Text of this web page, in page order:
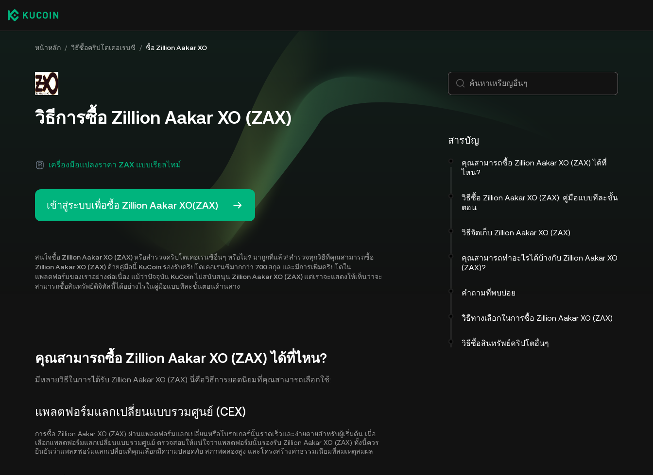
หน้าหลัก / วิธีซื้อคริปโตเคอเรนซี / ซื้อ Zillion Aakar XO
วิธีการซื้อ Zillion Aakar XO (ZAX)
เครื่องมือแปลงราคา ZAX แบบเรียลไทม์
เข้าสู่ระบบเพื่อซื้อ Zillion Aakar XO(ZAX)
สนใจซื้อ Zillion Aakar XO (ZAX) หรือสำรวจคริปโตเคอเรนซีอื่นๆ หรือไม่? มาถูกที่แล้ว! สำรวจทุกวิธีที่คุณสามารถซื้อ
Zillion Aakar XO (ZAX) ด้วยคู่มือนี้ KuCoin รองรับคริปโตเคอเรนซีมากกว่า 700 สกุล และมีการเพิ่มคริปโตใน
แพลตฟอร์มของเราอย่างต่อเนื่อง แม้ว่าปัจจุบัน KuCoin ไม่สนับสนุน Zillion Aakar XO (ZAX) แต่เราจะแสดงให้เห็นว่าจะ
สามารถซื้อสินทรัพย์ดิจิทัลนี้ได้อย่างไรในคู่มือแบบทีละขั้นตอนด้านล่าง
คุณสามารถซื้อ Zillion Aakar XO (ZAX) ได้ที่ไหน?
มีหลายวิธีในการได้รับ Zillion Aakar XO (ZAX) นี่คือวิธีการยอดนิยมที่คุณสามารถเลือกใช้:
แพลตฟอร์มแลกเปลี่ยนแบบรวมศูนย์ (CEX)
การซื้อ Zillion Aakar XO (ZAX) ผ่านแพลตฟอร์มแลกเปลี่ยนหรือโบรกเกอร์นั้นรวดเร็วและง่ายดายสำหรับผู้เริ่มต้น เมื่อ
เลือกแพลตฟอร์มแลกเปลี่ยนแบบรวมศูนย์ ตรวจสอบให้แน่ใจว่าแพลตฟอร์มนั้นรองรับ Zillion Aakar XO (ZAX) ทั้งนี้ควร
ยืนยันว่าแพลตฟอร์มแลกเปลี่ยนที่คุณเลือกมีความปลอดภัย สภาพคล่องสูง และโครงสร้างค่าธรรมเนียมที่สมเหตุสมผล
สารบัญ
คุณสามารถซื้อ Zillion Aakar XO (ZAX) ได้ที่
ไหน?
วิธีซื้อ Zillion Aakar XO (ZAX): คู่มือแบบทีละขั้น
ตอน
วิธีจัดเก็บ Zillion Aakar XO (ZAX)
คุณสามารถทำอะไรได้บ้างกับ Zillion Aakar XO
(ZAX)?
คำถามที่พบบ่อย
วิธีทางเลือกในการซื้อ Zillion Aakar XO (ZAX)
วิธีซื้อสินทรัพย์คริปโตอื่นๆ